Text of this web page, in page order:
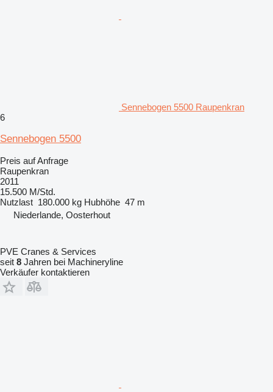
Sennebogen 5500 Raupenkran
6
Sennebogen 5500
Preis auf Anfrage
Raupenkran
2011
15.500 M/Std.
Nutzlast 180.000 kg Hubhöhe 47 m
Niederlande, Oosterhout
PVE Cranes & Services
seit 8 Jahren bei Machineryline
Verkäufer kontaktieren